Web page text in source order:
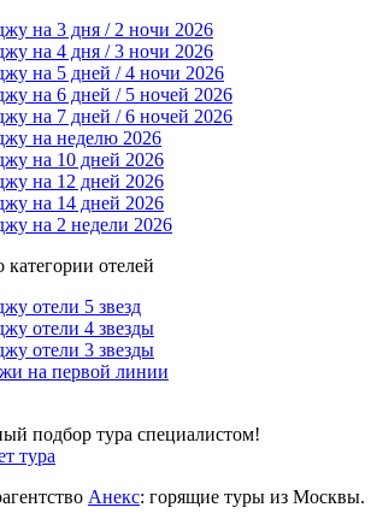
на 3 дня / 2 ночи 2026
на 4 дня / 3 ночи 2026
на 5 дней / 4 ночи 2026
на 6 дней / 5 ночей 2026
на 7 дней / 6 ночей 2026
на неделю 2026
на 10 дней 2026
на 12 дней 2026
на 14 дней 2026
на 2 недели 2026
отелей
отели 5 звезд
отели 4 звезды
отели 3 звезды
на первой линии
подбор тура специалистом!
тура
Анекс: горящие туры из Москвы.